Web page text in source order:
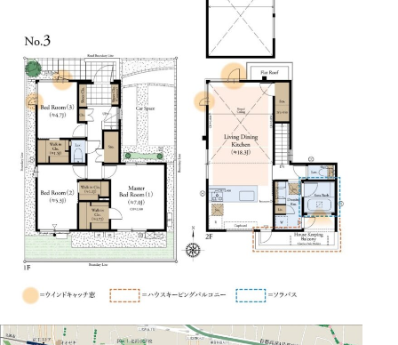
4. 周辺再開発の予定・駅前開発計画
5. エリア別人気度と特徴分析
6. 市場価値分析と査定シミュレーション
直近3年間の坪単価推移（中古マンション）
7. 独自視点：住まい心地のリアル
8. ハザードマップと地盤の信頼性
9. まとめ